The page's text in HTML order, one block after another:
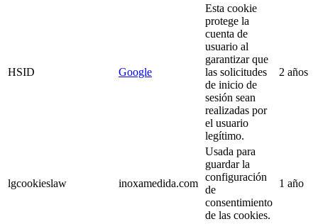
HSID Google
Esta cookie
protege la
cuenta de
usuario al
garantizar que
las solicitudes
de inicio de
sesión sean
realizadas por
el usuario
legítimo.
2 años
lgcookieslaw inoxamedida.com
Usada para
guardar la
configuración
de
consentimiento
de las cookies.
1 año